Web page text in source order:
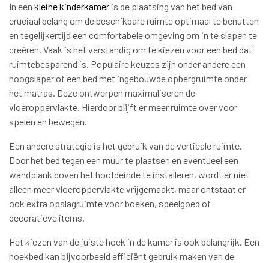
In een kleine kinderkamer is de plaatsing van het bed van
cruciaal belang om de beschikbare ruimte optimaal te benutten
en tegelijkertijd een comfortabele omgeving om in te slapen te
creëren. Vaak is het verstandig om te kiezen voor een bed dat
ruimtebesparend is. Populaire keuzes zijn onder andere een
hoogslaper of een bed met ingebouwde opbergruimte onder
het matras. Deze ontwerpen maximaliseren de
vloeroppervlakte. Hierdoor blijft er meer ruimte over voor
spelen en bewegen.
Een andere strategie is het gebruik van de verticale ruimte.
Door het bed tegen een muur te plaatsen en eventueel een
wandplank boven het hoofdeinde te installeren, wordt er niet
alleen meer vloeroppervlakte vrijgemaakt, maar ontstaat er
ook extra opslagruimte voor boeken, speelgoed of
decoratieve items.
Het kiezen van de juiste hoek in de kamer is ook belangrijk. Een
hoekbed kan bijvoorbeeld efficiënt gebruik maken van de